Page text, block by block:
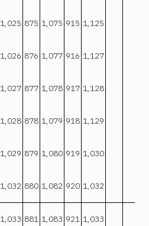
1,025 875 1,075 915 1,125
1,026 876 1,077 916 1,127
1,027 877 1,078 917 1,128
1,028 878 1,079 918 1,129
1,029 879 1,080 919 1,030
1,032 880 1,082 920 1,032
1,033 881 1,083 921 1,033